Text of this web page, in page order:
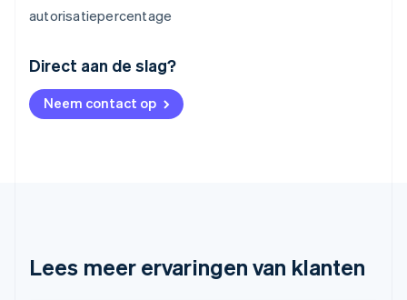
autorisatiepercentage
Direct aan de slag?
Neem contact op
Lees meer ervaringen van klanten
Australië
English
België
NederlandsFrançais Deutsch
Denemarken